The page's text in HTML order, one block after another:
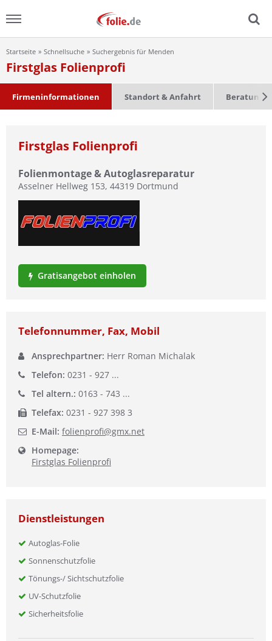
Menu
Home
Ratgeber
FAQ
Lexikon
Video
Ist Ihre Werkstatt schon dabei?
Startseite Schnellsuche Suchergebnis für Menden
Firstglas Folienprofi
Firmeninformationen Standort & Anfahrt Beratung
Firstglas Folienprofi
Folienmontage & Autoglasreparatur
Asselner Hellweg 153, 44319 Dortmund
Gratisangebot einholen
Telefonnummer, Fax, Mobil
Ansprechpartner: Herr Roman Michalak
Telefon: 0231 - 927 ...
Tel altern.: 0163 - 743 ...
Telefax: 0231 - 927 398 3
E-Mail: folienprofi@gmx.net
Homepage:
Firstglas Folienprofi
Dienstleistungen
Autoglas-Folie
Sonnenschutzfolie
Tönungs-/ Sichtschutzfolie
UV-Schutzfolie
Sicherheitsfolie